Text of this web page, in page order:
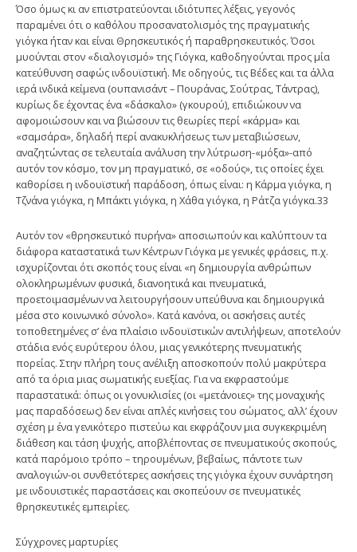
Όσο όμως κι αν επιστρατεύονται ιδιότυπες λέξεις, γεγονός
παραμένει ότι ο καθόλου προσανατολισμός της πραγματικής
γιόγκα ήταν και είναι Θρησκευτικός ή παραθρησκευτικός. Όσοι
μυούνται στον «διαλογισμό» της Γιόγκα, καθοδηγούνται προς μία
κατεύθυνση σαφώς ινδουϊστική. Με οδηγούς, τις Βέδες και τα άλλα
ιερά ινδικά κείμενα (ουπανισάντ – Πουράνας, Σούτρας, Τάντρας),
κυρίως δε έχοντας ένα «δάσκαλο» (γκουρού), επιδιώκουν να
αφομοιώσουν και να βιώσουν τις θεωρίες περί «κάρμα» και
«σαμσάρα», δηλαδή περί ανακυκλήσεως των μεταβιώσεων,
αναζητώντας σε τελευταία ανάλυση την λύτρωση-«μόξα»-από
αυτόν τον κόσμο, τον μη πραγματικό, σε «οδούς», τις οποίες έχει
καθορίσει η ινδουϊστική παράδοση, όπως είναι: η Κάρμα γιόγκα, η
Τζνάνα γιόγκα, η Μπάκτι γιόγκα, η Χάθα γιόγκα, η Ράτζα γιόγκα.33
Αυτόν τον «θρησκευτικό πυρήνα» αποσιωπούν και καλύπτουν τα
διάφορα καταστατικά των Κέντρων Γιόγκα με γενικές φράσεις, π.χ.
ισχυρίζονται ότι σκοπός τους είναι «η δημιουργία ανθρώπων
ολοκληρωμένων φυσικά, διανοητικά και πνευματικά,
προετοιμασμένων να λειτουργήσουν υπεύθυνα και δημιουργικά
μέσα στο κοινωνικό σύνολο». Κατά κανόνα, οι ασκήσεις αυτές
τοποθετημένες σ’ ένα πλαίσιο ινδουϊστικών αντιλήψεων, αποτελούν
στάδια ενός ευρύτερου όλου, μιας γενικότερης πνευματικής
πορείας. Στην πλήρη τους ανέλιξη αποσκοπούν πολύ μακρύτερα
από τα όρια μιας σωματικής ευεξίας. Για να εκφραστούμε
παραστατικά: όπως οι γονυκλισίες (οι «μετάνοιες» της μοναχικής
μας παραδόσεως) δεν είναι απλές κινήσεις του σώματος, αλλ’ έχουν
σχέση μ ένα γενικότερο πιστεύω και εκφράζουν μια συγκεκριμένη
διάθεση και τάση ψυχής, αποβλέποντας σε πνευματικούς σκοπούς,
κατά παρόμοιο τρόπο – τηρουμένων, βεβαίως, πάντοτε των
αναλογιών-οι συνθετότερες ασκήσεις της γιόγκα έχουν συνάρτηση
με ινδουιστικές παραστάσεις και σκοπεύουν σε πνευματικές
θρησκευτικές εμπειρίες.
Σύγχρονες μαρτυρίες